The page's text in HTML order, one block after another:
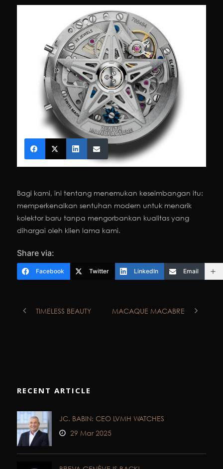
Bagi kami, ini tentang menemukan keseimbangan itu:
memperkenalkan sentuhan modern untuk menarik
kolektor baru tanpa mengorbankan kualitas yang
dihargai oleh klien lama kami.
Share via:
Facebook Twitter LinkedIn Email
TIMELESS BEAUTY MACAQUE MACABRE
RECENT ARTICLE
JC. BABIN: CEO LVMH WATCHES
29 Mar 2025